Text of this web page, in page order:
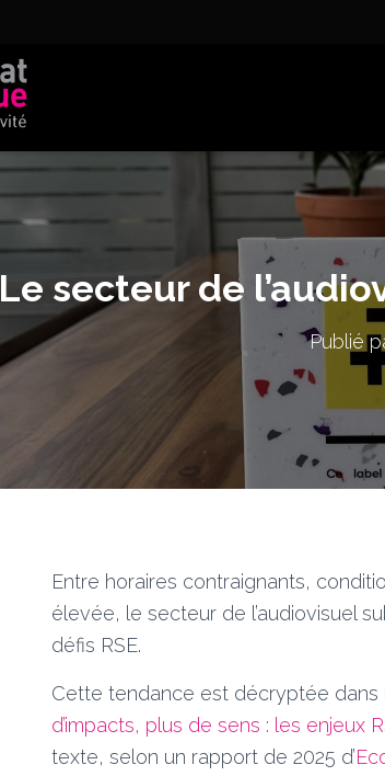
Le secteur de
Publié
Entre horaires contraignants,
élevée, le secteur de l’audiovisuel
défis RSE.
Cette tendance est décryptée dans
d’impacts, plus de sens : les enjeux
texte, selon un rapport de 2025 d’